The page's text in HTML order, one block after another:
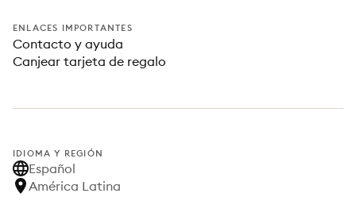
ENLACES IMPORTANTES
Contacto y ayuda
Canjear tarjeta de regalo
IDIOMA Y REGIÓN
Español
América Latina